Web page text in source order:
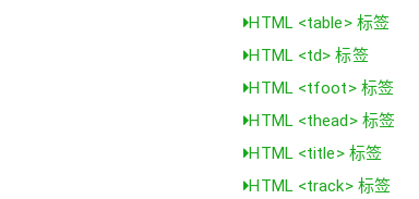
HTML <table> 标签
HTML <td> 标签
HTML <tfoot> 标签
HTML <thead> 标签
HTML <title> 标签
HTML <track> 标签